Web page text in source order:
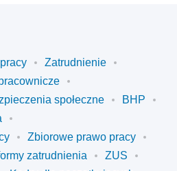
Zatrudnienie
społeczne
BHP
Zbiorowe prawo pracy
zatrudnienia
ZUS